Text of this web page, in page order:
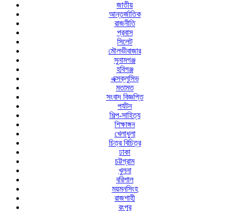
জাতীয়
আন্তর্জাতিক
রাজনীতি
প্রবাস
সিলেট
মৌলভীবাজার
সুনামগঞ্জ
হবিগঞ্জ
এক্সক্লুসিভ
মতামত
সংবাদ বিজ্ঞপ্তি
পর্যটন
শিল্প-সাহিত্য
শিক্ষাঙ্গন
খেলাধুলা
চিত্র বিচিত্র
ঢাকা
চট্টগ্রাম
খুলনা
বরিশাল
ময়মনসিংহ
রাজশাহী
রংপুর